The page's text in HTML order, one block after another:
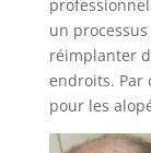
un
réimplanter
endroits. Par
pour les